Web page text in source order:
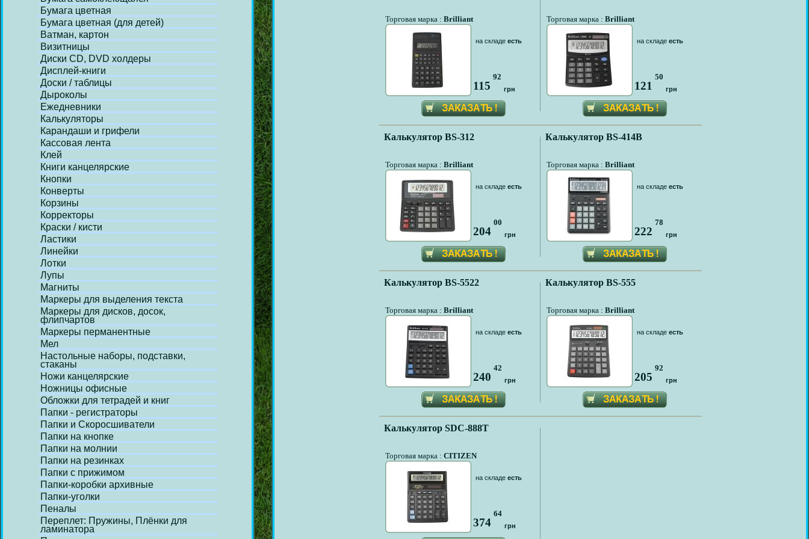
Бумага цветная
Бумага цветная (для детей)
Ватман, картон
Визитницы
Диски СD, DVD холдеры
Дисплей-книги
Доски / таблицы
Дыроколы
Ежедневники
Калькуляторы
Карандаши и грифели
Кассовая лента
Клей
Книги канцелярские
Кнопки
Конверты
Корзины
Корректоры
Краски / кисти
Ластики
Линейки
Лотки
Лупы
Магниты
Маркеры для выделения текста
Маркеры для дисков, досок,
флипчартов
Маркеры перманентные
Мел
Настольные наборы, подставки,
стаканы
Ножи канцелярские
Ножницы офисные
Обложки для тетрадей и книг
Папки - регистраторы
Папки и Скоросшиватели
Папки на кнопке
Папки на молнии
Папки на резинках
Папки с прижимом
Папки-коробки архивные
Папки-уголки
Пеналы
Переплет: Пружины, Плёнки для
ламинатора
Торговая марка : Brilliant
115
92
грн
на складе есть
Торговая марка : Brilliant
121
50
грн
на складе есть
Калькулятор BS-312
Торговая марка : Brilliant
204
00
грн
на складе есть
Калькулятор BS-414B
Торговая марка : Brilliant
222
78
грн
на складе есть
Калькулятор BS-5522
Торговая марка : Brilliant
240
42
грн
на складе есть
Калькулятор BS-555
Торговая марка : Brilliant
205
92
грн
на складе есть
Калькулятор SDC-888T
Торговая марка : CITIZEN
374
64
грн
на складе есть